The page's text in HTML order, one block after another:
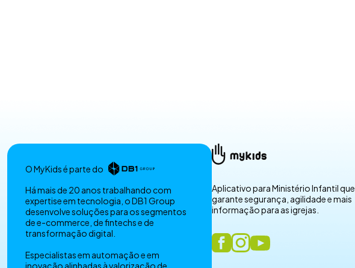
O MyKids é parte do
Há mais de 20 anos trabalhando com
expertise em tecnologia, o DB1 Group
desenvolve soluções para os segmentos
de e-commerce, de fintechs e de
transformação digital.
Especialistas em automação e em
Aplicativo para Ministério Infantil que
garante segurança, agilidade e mais
informação para as igrejas.